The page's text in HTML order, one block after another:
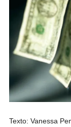
Texto: Vanessa